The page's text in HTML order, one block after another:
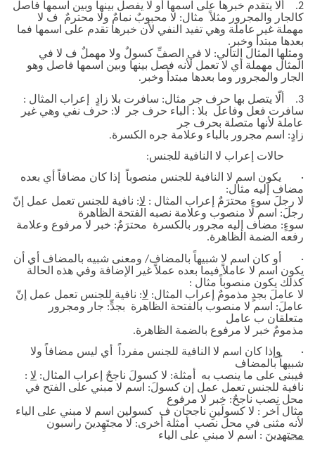
2.
ألّا يتقدم خبرها على اسمها أو لا يفصل بينها وبين اسمها فاصل
كالجار والمجرور مثلاً مثال: لا محبوبٌ نمامٌ ولا محترمٌ ف لا
مهملة غير عاملة وهي تفيد النفي لأن خبرها تقدم على اسمها فما
بعدها مبتدأ وخبر .
ومثلها المثال التالي: لا في الصفِّ كسولٌ ولا مهملٌ ف لا في
المثال مهملة أي لا تعمل لأنه فصل بينها وبين اسمها فاصل وهو
الجار والمجرور وما بعدها مبتدأ وخبر .
3. ألّا يتصل بها حرف جر مثال: سافرت بلا زادٍ إعراب المثال :
سافرت فعل وفاعل بلا : الباء حرف جر لا: حرف نفي وهي غير
عاملة لأنها متصلة بحرف جر
زادٍ: اسم مجرور بالباء وعلامة جره الكسرة.
حالات إعراب لا النافية للجنس:
· يكون اسم لا النافية للجنس منصوباً إذا كان مضافاً أي بعده
مضاف إليه مثال:
لا رجلَ سوءٍ محترَمٌ إعراب المثال : لا: نافية للجنس تعمل عمل إنّ
رجلَ: اسم لا منصوب وعلامة نصبه الفتحة الظاهرة
سوءٍ: مضاف إليه مجرور بالكسرة محترَمٌ: خبر لا مرفوع وعلامة
رفعه الضمة الظاهرة.
·
أو كان اسم لا شبيهاً بالمضاف/ ومعنى شبيه بالمضاف أي أن
يكون اسم لا عاملاً فيما بعده عملاً غير الإضافة وفي هذه الحالة
كذلك يكون منصوباً مثال :
لا عاملَ بجدٍ مذمومٌ إعراب المثال: لا: نافية للجنس تعمل عمل إنّ
عاملَ: اسم لا منصوب بالفتحة الظاهرة بجدٍّ: جار ومجرور
متعلقان ب عامل
مذمومٌ خبر لا مرفوع بالضمة الظاهرة.
· وإذا كان اسم لا النافية للجنس مفرداً أي ليس مضافاً ولا
شبيهاً بالمضاف
فيبنى على ما ينصب به أمثلة: لا كسولَ ناجحٌ إعراب المثال: لا :
نافية للجنس تعمل عمل إن كسولَ: اسم لا مبني على الفتح في
محل نصب ناجحٌ: خبر لا مرفوع
مثال آخر : لا كسولَينِ ناجحان ف كسولين اسم لا مبني على الياء
لأنه مثنى في محل نصب أمثلة أخرى: لا مجتَهِدينَ راسبون
مجتهدينَ : اسم لا مبني على الياء